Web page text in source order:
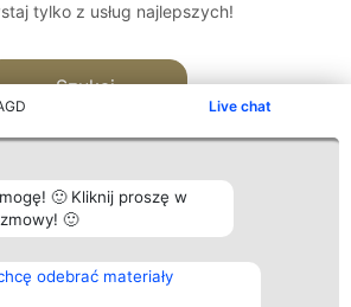
Live chat
🙂 Kliknij proszę w
🙂
odebrać materiały
tylko z usług najlepszych!
Szukaj
Plebiscyt
Laureaci
Kontakt
Kontakt